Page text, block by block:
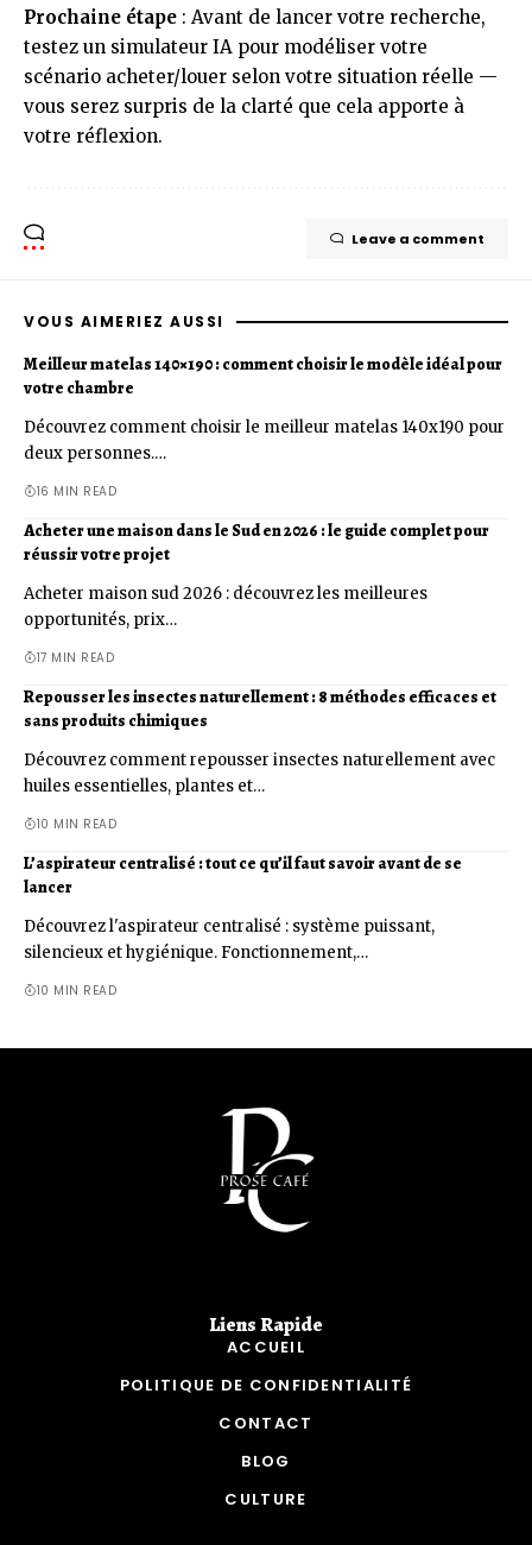
Prochaine étape : Avant de lancer votre recherche,
testez un simulateur IA pour modéliser votre
scénario acheter/louer selon votre situation réelle —
vous serez surpris de la clarté que cela apporte à
votre réflexion.
Leave a comment
VOUS AIMERIEZ AUSSI
Meilleur matelas 140×190 : comment choisir le modèle idéal pour
votre chambre
Découvrez comment choisir le meilleur matelas 140x190 pour
deux personnes.…
16 MIN READ
Acheter une maison dans le Sud en 2026 : le guide complet pour
réussir votre projet
Acheter maison sud 2026 : découvrez les meilleures
opportunités, prix…
17 MIN READ
Repousser les insectes naturellement : 8 méthodes efficaces et
sans produits chimiques
Découvrez comment repousser insectes naturellement avec
huiles essentielles, plantes et…
10 MIN READ
L’aspirateur centralisé : tout ce qu’il faut savoir avant de se
lancer
Découvrez l'aspirateur centralisé : système puissant,
silencieux et hygiénique. Fonctionnement,…
10 MIN READ
Liens Rapide​
ACCUEIL
POLITIQUE DE CONFIDENTIALITÉ
CONTACT
BLOG
CULTURE